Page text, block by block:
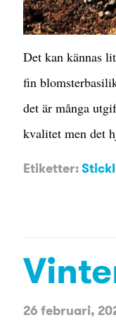
Det kan kännas
fin
det är många
kvalitet men det
Etiketter:
26 februari,